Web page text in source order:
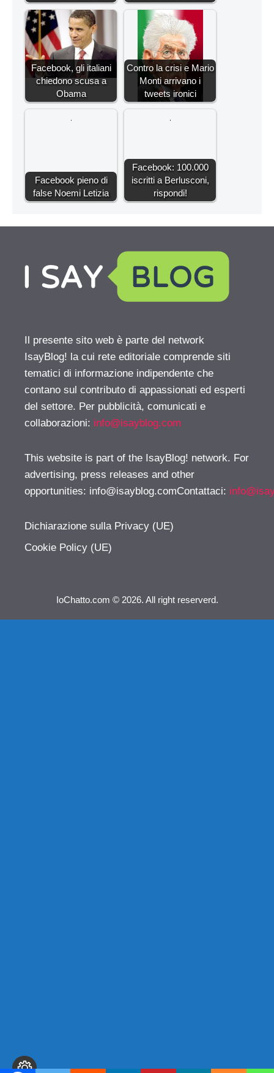
Facebook, gli italiani
chiedono scusa a
Obama
Contro la crisi e Mario
Monti arrivano i
tweets ironici
Facebook pieno di
false Noemi Letizia
Facebook: 100.000
iscritti a Berlusconi,
rispondi!
Il presente sito web è parte del network
IsayBlog! la cui rete editoriale comprende siti
tematici di informazione indipendente che
contano sul contributo di appassionati ed esperti
del settore. Per pubblicità, comunicati e
collaborazioni: info@isayblog.com
This website is part of the IsayBlog! network. For
advertising, press releases and other
opportunities: info@isayblog.comContattaci:
Dichiarazione sulla Privacy (UE)
Cookie Policy (UE)
IoChatto.com © 2026. All right reserverd.